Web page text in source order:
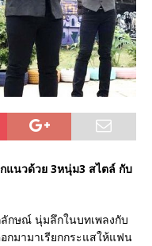
แนวด้วย 3หนุ่ม3 สไตล์ กับ
ลักษณ์ นุ่มลึกในบทเพลงกับ
กมามาเรียกกระแสให้แฟน